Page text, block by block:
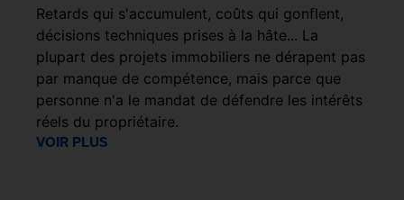
Retards qui s'accumulent, coûts qui gonflent,
décisions techniques prises à la hâte... La
plupart des projets immobiliers ne dérapent pas
par manque de compétence, mais parce que
personne n'a le mandat de défendre les intérêts
réels du propriétaire.
VOIR PLUS